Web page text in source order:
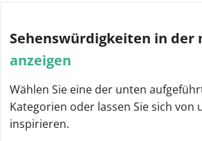
Sehenswürdigkeiten in der
anzeigen
Wählen Sie eine der unten
Kategorien oder lassen Sie sich von
inspirieren.